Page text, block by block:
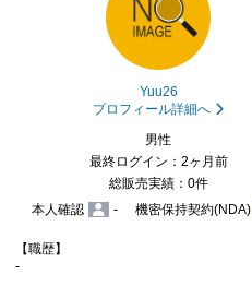
Yuu26
プロフィール詳細へ
男性
最終ログイン：2ヶ月前
総販売実績：0件
本人確認
- 機密保持契約(NDA)
【職歴】
-